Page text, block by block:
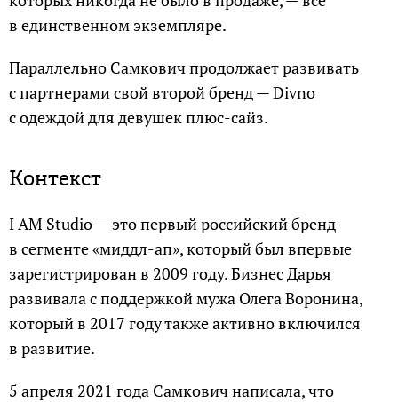
в единственном экземпляре.
Параллельно Самкович продолжает развивать
с партнерами свой второй бренд — Divno
с одеждой для девушек плюс-сайз.
Контекст
I AM Studio — это первый российский бренд
в сегменте «миддл-ап», который был впервые
зарегистрирован в 2009 году. Бизнес Дарья
развивала с поддержкой мужа Олега Воронина,
который в 2017 году также активно включился
в развитие.
5 апреля 2021 года Самковичнаписала, что